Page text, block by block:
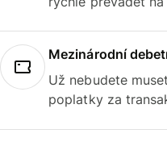
Mezinárodní
Už nebudete
poplatky za